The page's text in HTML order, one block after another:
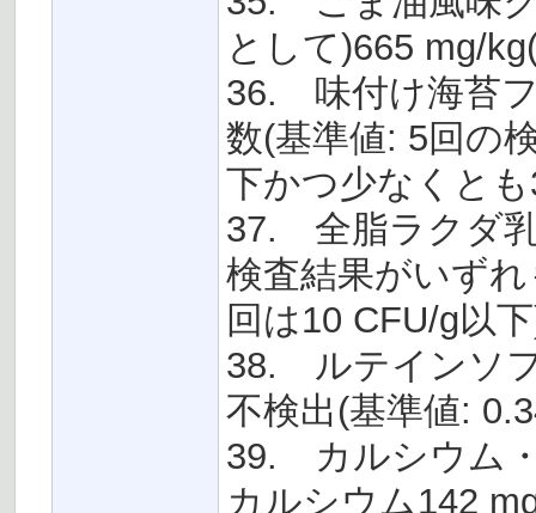
として)665 mg/
36. 味付け海苔
数(基準値: 5回の
下かつ少なくと
37. 全脂ラクダ
検査結果がいず
回は10 CFU/g以
38. ルテインソ
不検出(基準値:
39. カルシウム
カルシウム142